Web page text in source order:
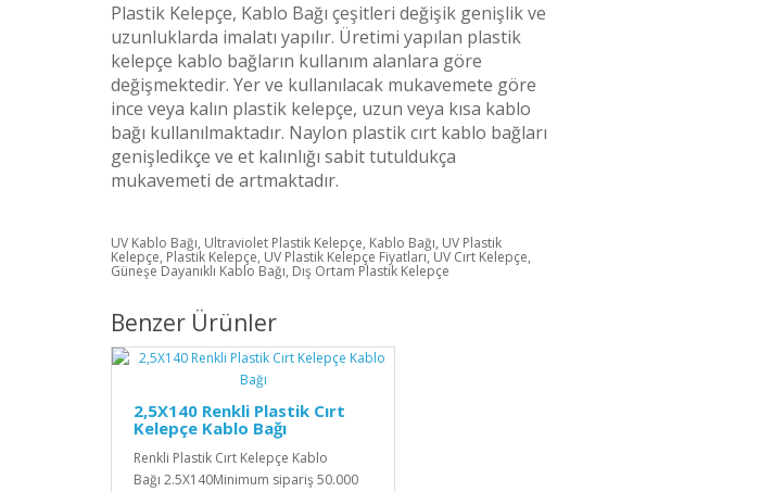
Plastik Kelepçe, Kablo Bağı çeşitleri değişik genişlik ve
uzunluklarda imalatı yapılır. Üretimi yapılan plastik
kelepçe kablo bağların kullanım alanlara göre
değişmektedir. Yer ve kullanılacak mukavemete göre
ince veya kalın plastik kelepçe, uzun veya kısa kablo
bağı kullanılmaktadır. Naylon plastik cırt kablo bağları
genişledikçe ve et kalınlığı sabit tutuldukça
mukavemeti de artmaktadır.
UV Kablo Bağı, Ultraviolet Plastik Kelepçe, Kablo Bağı, UV Plastik
Kelepçe, Plastik Kelepçe, UV Plastik Kelepçe Fiyatları, UV Cırt Kelepçe,
Güneşe Dayanıklı Kablo Bağı, Dış Ortam Plastik Kelepçe
Benzer Ürünler
2,5X140 Renkli Plastik Cırt
Kelepçe Kablo Bağı
Renkli Plastik Cırt Kelepçe Kablo
Bağı 2.5X140Minimum sipariş 50.000